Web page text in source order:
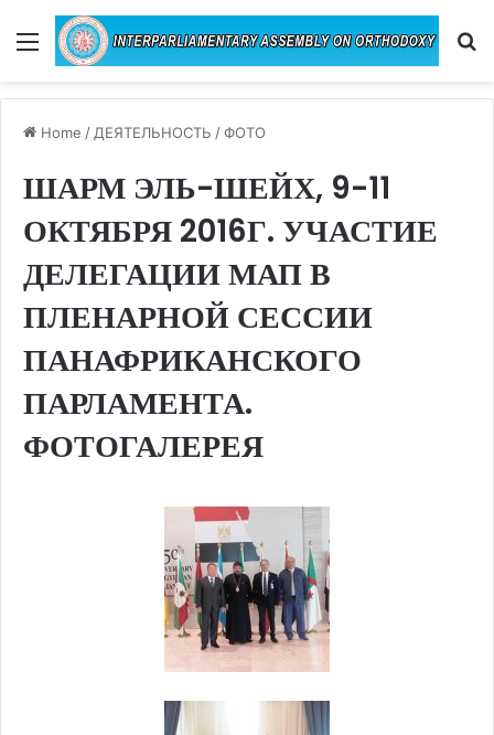
Menu
Home / ДЕЯТЕЛЬНОСТЬ /ФОТО
ШАРМ ЭЛЬ-ШЕЙХ, 9-11
ОКТЯБРЯ 2016Г. УЧАСТИЕ
ДЕЛЕГАЦИИ МАП В
ПЛЕНАРНОЙ СЕССИИ
ПАНАФРИКАНСКОГО
ПАРЛАМЕНТА.
ФОТОГАЛЕРЕЯ